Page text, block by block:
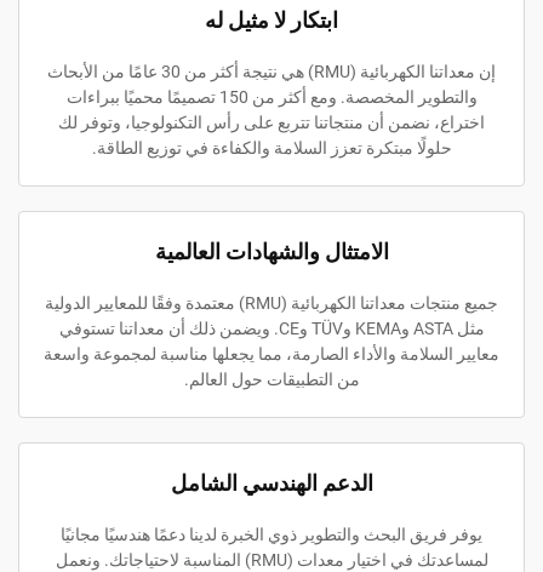
ابتكار لا مثيل له
إن معداتنا الكهربائية (RMU) هي نتيجة أكثر من 30 عامًا من الأبحاث
والتطوير المخصصة. ومع أكثر من 150 تصميمًا محميًا ببراءات
اختراع، نضمن أن منتجاتنا تتربع على رأس التكنولوجيا، وتوفر لك
حلولًا مبتكرة تعزز السلامة والكفاءة في توزيع الطاقة.
الامتثال والشهادات العالمية
جميع منتجات معداتنا الكهربائية (RMU) معتمدة وفقًا للمعايير الدولية
مثل ASTA وKEMA وTÜV وCE. ويضمن ذلك أن معداتنا تستوفي
معايير السلامة والأداء الصارمة، مما يجعلها مناسبة لمجموعة واسعة
من التطبيقات حول العالم.
الدعم الهندسي الشامل
يوفر فريق البحث والتطوير ذوي الخبرة لدينا دعمًا هندسيًا مجانيًا
لمساعدتك في اختيار معدات (RMU) المناسبة لاحتياجاتك. ونعمل